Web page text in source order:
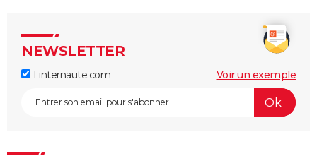
NEWSLETTER
Linternaute.com Voir un exemple